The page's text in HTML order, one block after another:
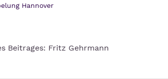
Hannover
Beitrages: Fritz Gehrmann